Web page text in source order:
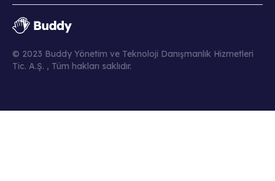
© 2023 Buddy Yönetim ve Teknoloji Danışmanlık Hizmetleri
Tic. A.Ş. , Tüm hakları saklıdır.